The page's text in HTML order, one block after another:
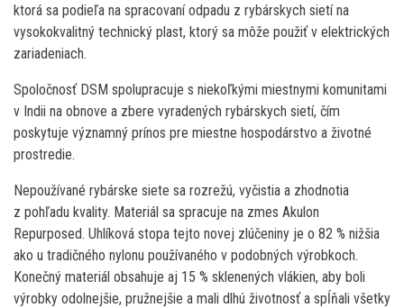
ktorá sa podieľa na spracovaní odpadu z rybárskych sietí na
vysokokvalitný technický plast, ktorý sa môže použiť v elektrických
zariadeniach.
Spoločnosť DSM spolupracuje s niekoľkými miestnymi komunitami
v Indii na obnove a zbere vyradených rybárskych sietí, čím
poskytuje významný prínos pre miestne hospodárstvo a životné
prostredie.
Nepoužívané rybárske siete sa rozrežú, vyčistia a zhodnotia
z pohľadu kvality. Materiál sa spracuje na zmes Akulon
Repurposed. Uhlíková stopa tejto novej zlúčeniny je o 82 % nižšia
ako u tradičného nylonu používaného v podobných výrobkoch.
Konečný materiál obsahuje aj 15 % sklenených vlákien, aby boli
výrobky odolnejšie, pružnejšie a mali dlhú životnosť a spĺňali všetky